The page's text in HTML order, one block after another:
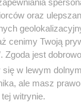
dla
jak najdłużej,
oraz
cenimy Twoją
Zgoda jest
w lewym
ale masz
witrynie.